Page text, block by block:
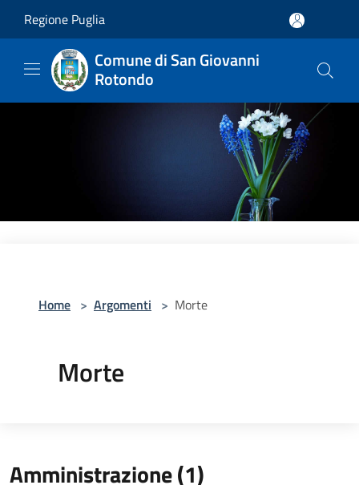
Regione Puglia
Comune di San Giovanni
Rotondo
Home > Argomenti > Morte
Morte
Amministrazione (1)